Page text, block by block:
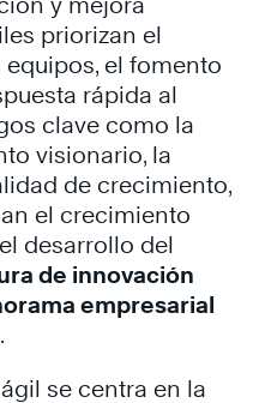
priorizan el
el fomento
rápida al
clave como la
visionario, la
de crecimiento,
el crecimiento
desarrollo del
de innovación
empresarial
.
se centra en la